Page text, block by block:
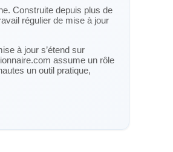
Construite depuis plus de
régulier de mise à jour
à jour s’étend sur
assume un rôle
un outil pratique,